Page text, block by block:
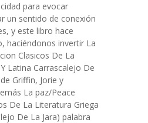
para evocar
un sentido de conexión
y este libro hace
haciéndonos invertir La
Clasicos De La
Latina Carrascalejo De
Griffin, Jorie y
La paz/Peace
De La Literatura Griega
De La Jara) palabra